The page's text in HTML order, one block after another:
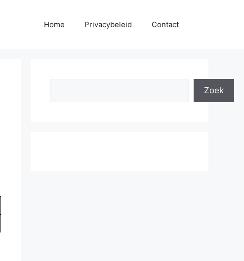
Home Privacybeleid Contact
Zoek